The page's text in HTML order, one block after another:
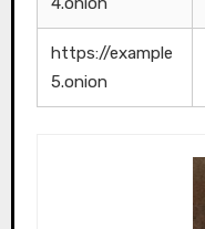
https://example
5.onion